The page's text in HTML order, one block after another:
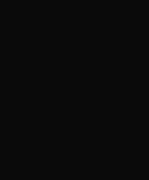
всем стандартам
большим
и сертификатов